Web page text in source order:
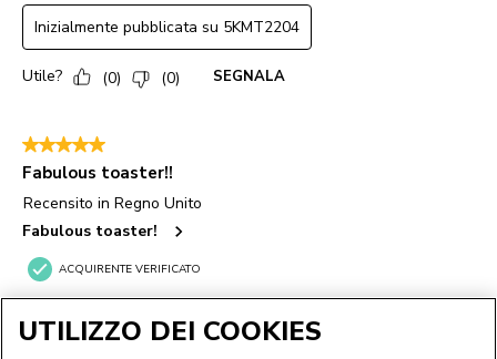
UTILIZZO DEI COOKIES